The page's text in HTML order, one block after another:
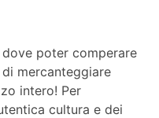
poter comperare
mercanteggiare
intero! Per
cultura e dei